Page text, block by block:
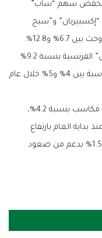
بنسبة 12.7%، كما انخفض سهم “ساب”
أسهم “إكسبيريان” و”سيج
و12.8%.
وفي قطاع الإعلان، هبط سهم “بوبليسيس” الفرنسية بنسبة 9.2%
رغم تمسكها بتوقعات نمو أنشطتها الأساسية بين 4% و5% خلال عام
في المقابل، سجل قطاع الموارد الأساسية مكاسب بنسبة 4.2%،
بداية العام بارتفاع
يتجاوز 18%. كما ارتفع قطاع الطاقة بنسبة 1.5% بدعم من صعود